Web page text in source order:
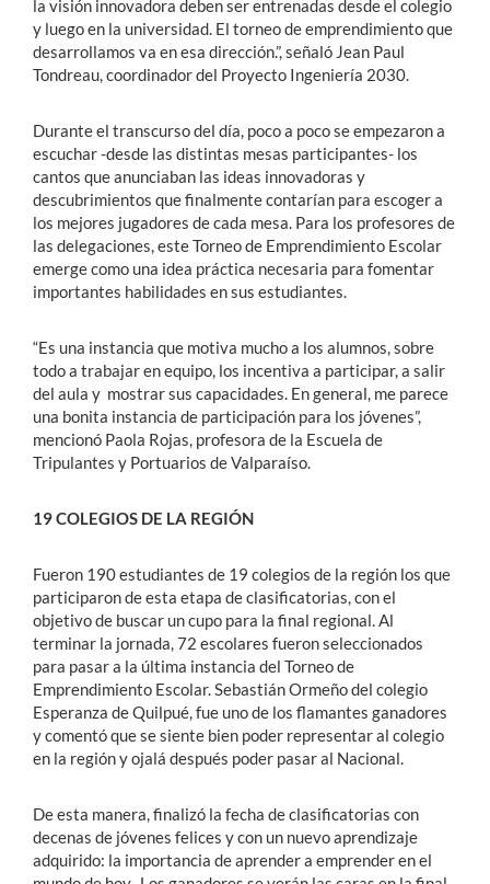
la visión innovadora deben ser entrenadas desde el colegio
y luego en la universidad. El torneo de emprendimiento que
desarrollamos va en esa dirección.”, señaló Jean Paul
Tondreau, coordinador del Proyecto Ingeniería 2030.
Durante el transcurso del día, poco a poco se empezaron a
escuchar -desde las distintas mesas participantes- los
cantos que anunciaban las ideas innovadoras y
descubrimientos que finalmente contarían para escoger a
los mejores jugadores de cada mesa. Para los profesores de
las delegaciones, este Torneo de Emprendimiento Escolar
emerge como una idea práctica necesaria para fomentar
importantes habilidades en sus estudiantes.
“Es una instancia que motiva mucho a los alumnos, sobre
todo a trabajar en equipo, los incentiva a participar, a salir
del aula y mostrar sus capacidades. En general, me parece
una bonita instancia de participación para los jóvenes”,
mencionó Paola Rojas, profesora de la Escuela de
Tripulantes y Portuarios de Valparaíso.
19 COLEGIOS DE LA REGIÓN
Fueron 190 estudiantes de 19 colegios de la región los que
participaron de esta etapa de clasificatorias, con el
objetivo de buscar un cupo para la final regional. Al
terminar la jornada, 72 escolares fueron seleccionados
para pasar a la última instancia del Torneo de
Emprendimiento Escolar. Sebastián Ormeño del colegio
Esperanza de Quilpué, fue uno de los flamantes ganadores
y comentó que se siente bien poder representar al colegio
en la región y ojalá después poder pasar al Nacional.
De esta manera, finalizó la fecha de clasificatorias con
decenas de jóvenes felices y con un nuevo aprendizaje
adquirido: la importancia de aprender a emprender en el